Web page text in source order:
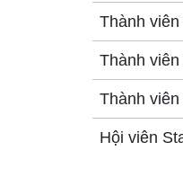
Thành
Thành
Thành
Hội viên